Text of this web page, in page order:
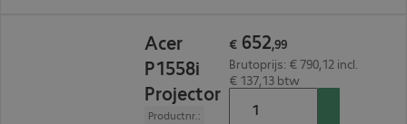
Acer
P1558i
Projector
Productnr.:
€ 652,99
Brutoprijs: € 790,12 incl.
€ 137,13 btw